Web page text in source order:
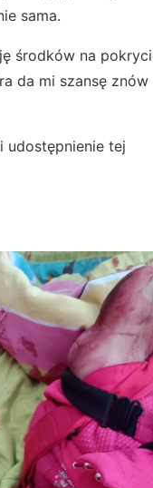
sama.
środków na
da mi szansę znów
udostępnienie tej